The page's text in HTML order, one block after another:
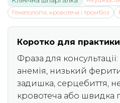
Гематологія, кровотеча і тромбоз
Коротко для
Фраза для
анемія, низький
задишка, серцебиття,
кровотеча або швидка